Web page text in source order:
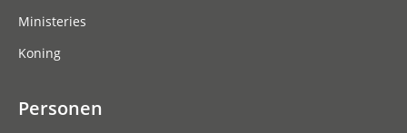
Ministeries
Koning
Personen